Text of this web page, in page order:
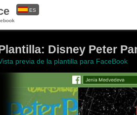
ES
Disney Peter
previa de la plantilla para FaceBook